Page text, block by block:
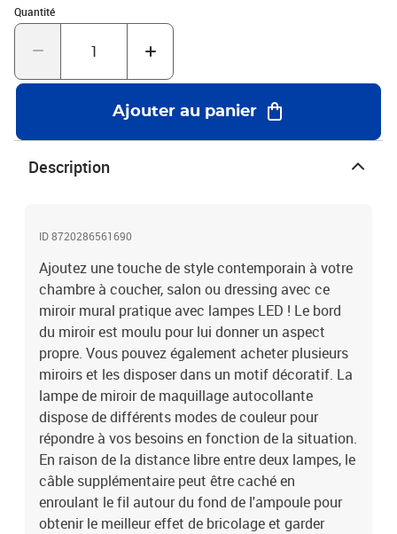
propre et sans couture. Décorée avec ce miroir à LED, votre pièce
obtient un aspect spacieux.Couleur : argentéCouleur de la lumière
: blanc chaud et blanc froidMatériau : verre, plastiqueDimensions
cmLongueur du câble : 1,5 mTempérature de couleur : 3000-
6000KTension : 5 VAvec connecteur USBL'assemblage est
requisLa livraison contient :1 x miroir3 x vis3 x vis d'expansion8 x
ampoule LED1 x Câble
Quantité
Quantité : 1
Ajouter au panier
Description
ID 8720286561690
Ajoutez une touche de style contemporain à votre
chambre à coucher, salon ou dressing avec ce
miroir mural pratique avec lampes LED ! Le bord
du miroir est moulu pour lui donner un aspect
propre. Vous pouvez également acheter plusieurs
miroirs et les disposer dans un motif décoratif. La
lampe de miroir de maquillage autocollante
dispose de différents modes de couleur pour
répondre à vos besoins en fonction de la situation.
En raison de la distance libre entre deux lampes, le
câble supplémentaire peut être caché en
enroulant le fil autour du fond de l'ampoule pour
obtenir le meilleur effet de bricolage et garder